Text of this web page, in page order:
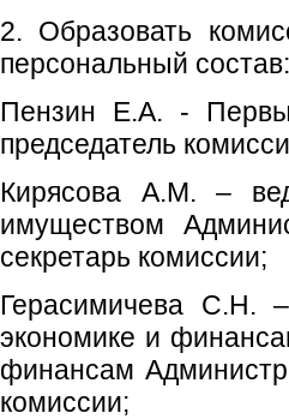
2. Образовать
персональный состав:
Пензин Е.А. -
председатель
Кирясова А.М. –
имуществом
секретарь комиссии;
Герасимичева С.Н. –
экономике и
финансам
комиссии;